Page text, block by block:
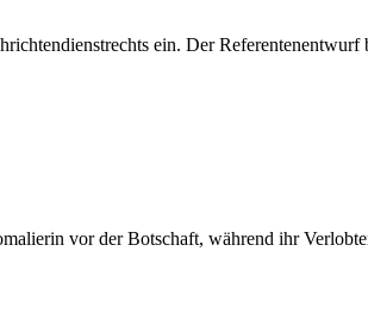
ein. Der
vor der Botschaft, während ihr